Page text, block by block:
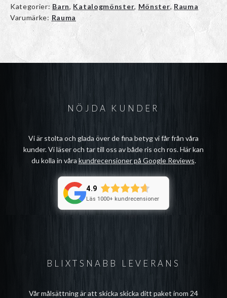
Kategorier: Barn, Katalogmönster, Mönster, Rauma
Varumärke: Rauma
BLIXTSNABB LEVERANS
Vår målsättning är att skicka skicka ditt paket inom 24
NÖJDA KUNDER
Vi är stolta och glada över de fina betyg vi får från våra
kunder. Vi läser och tar till oss av både ris och ros. Här kan
du kolla in våra kundrecensioner på Google Reviews.
4.9
Läs 1000+ kundrecensioner